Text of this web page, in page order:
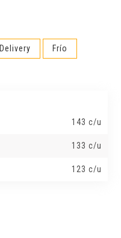
Delivery Frío
143 c/u
133 c/u
123 c/u